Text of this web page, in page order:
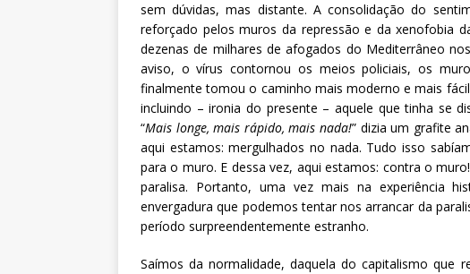
sem dúvidas, mas distante. A consolidação do
reforçado pelos muros da repressão e da xenofobia
dezenas de milhares de afogados do Mediterrâneo
aviso, o vírus contornou os meios policiais, os
finalmente tomou o caminho mais moderno e mais
incluindo – ironia do presente – aquele que tinha se
“Mais longe, mais rápido, mais nada!” dizia um grafite
aqui estamos: mergulhados no nada. Tudo isso
para o muro. E dessa vez, aqui estamos: contra o
paralisa. Portanto, uma vez mais na experiência
envergadura que podemos tentar nos arrancar da
período surpreendentemente estranho.
Saímos da normalidade, daquela do capitalismo que